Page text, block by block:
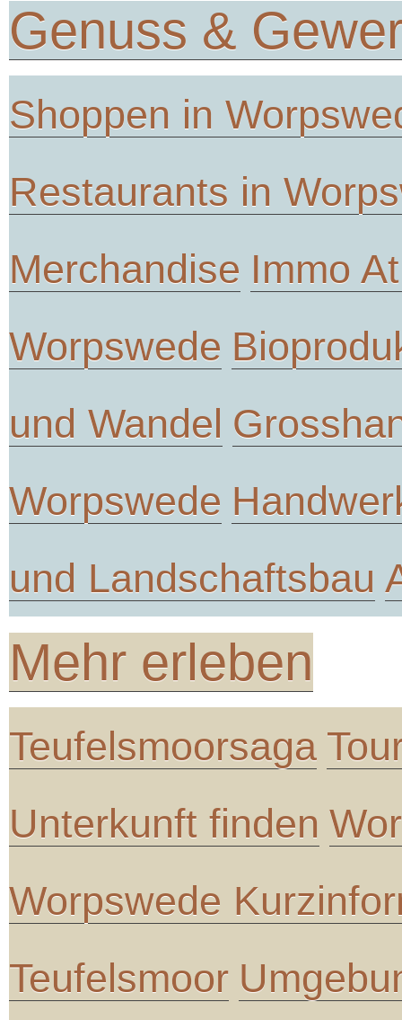
Genuss &
Shoppen in
Restaurants in
Merchandise Immo
Worpswede
und Wandel
Worpswede
und Landschaftsbau
Mehr erleben
Teufelsmoorsaga
Unterkunft finden
Worpswede
Teufelsmoor